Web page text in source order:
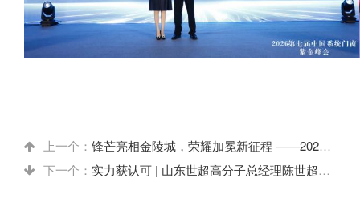
上一个： 锋芒亮相金陵城，荣耀加冕新征程 ——2026 南京门窗博览会鑫金鼎隔热条惊艳登场
下一个： 实力获认可 | 山东世超高分子总经理陈世超接受中央新影《华夏英才》栏目深度采访